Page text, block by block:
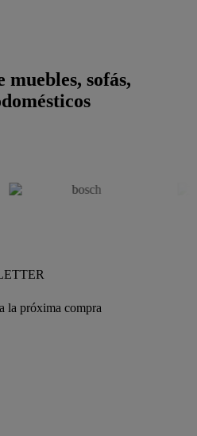
muebles, sofás,
la próxima compra